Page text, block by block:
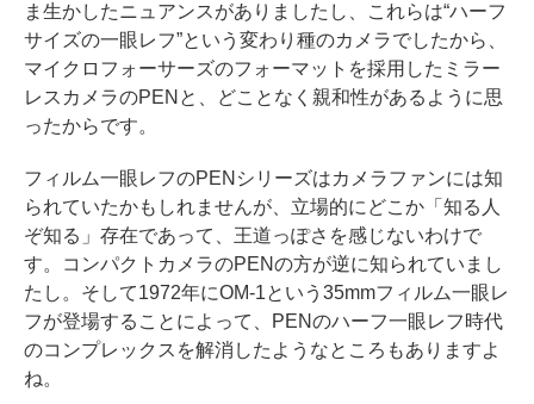
ま生かしたニュアンスがありましたし、これらは“ハーフ
サイズの一眼レフ”という変わり種のカメラでしたから、
マイクロフォーサーズのフォーマットを採用したミラー
レスカメラのPENと、どことなく親和性があるように思
ったからです。
フィルム一眼レフのPENシリーズはカメラファンには知
られていたかもしれませんが、立場的にどこか「知る人
ぞ知る」存在であって、王道っぽさを感じないわけで
す。コンパクトカメラのPENの方が逆に知られていまし
たし。そして1972年にOM-1という35mmフィルム一眼レ
フが登場することによって、PENのハーフ一眼レフ時代
のコンプレックスを解消したようなところもありますよ
ね。